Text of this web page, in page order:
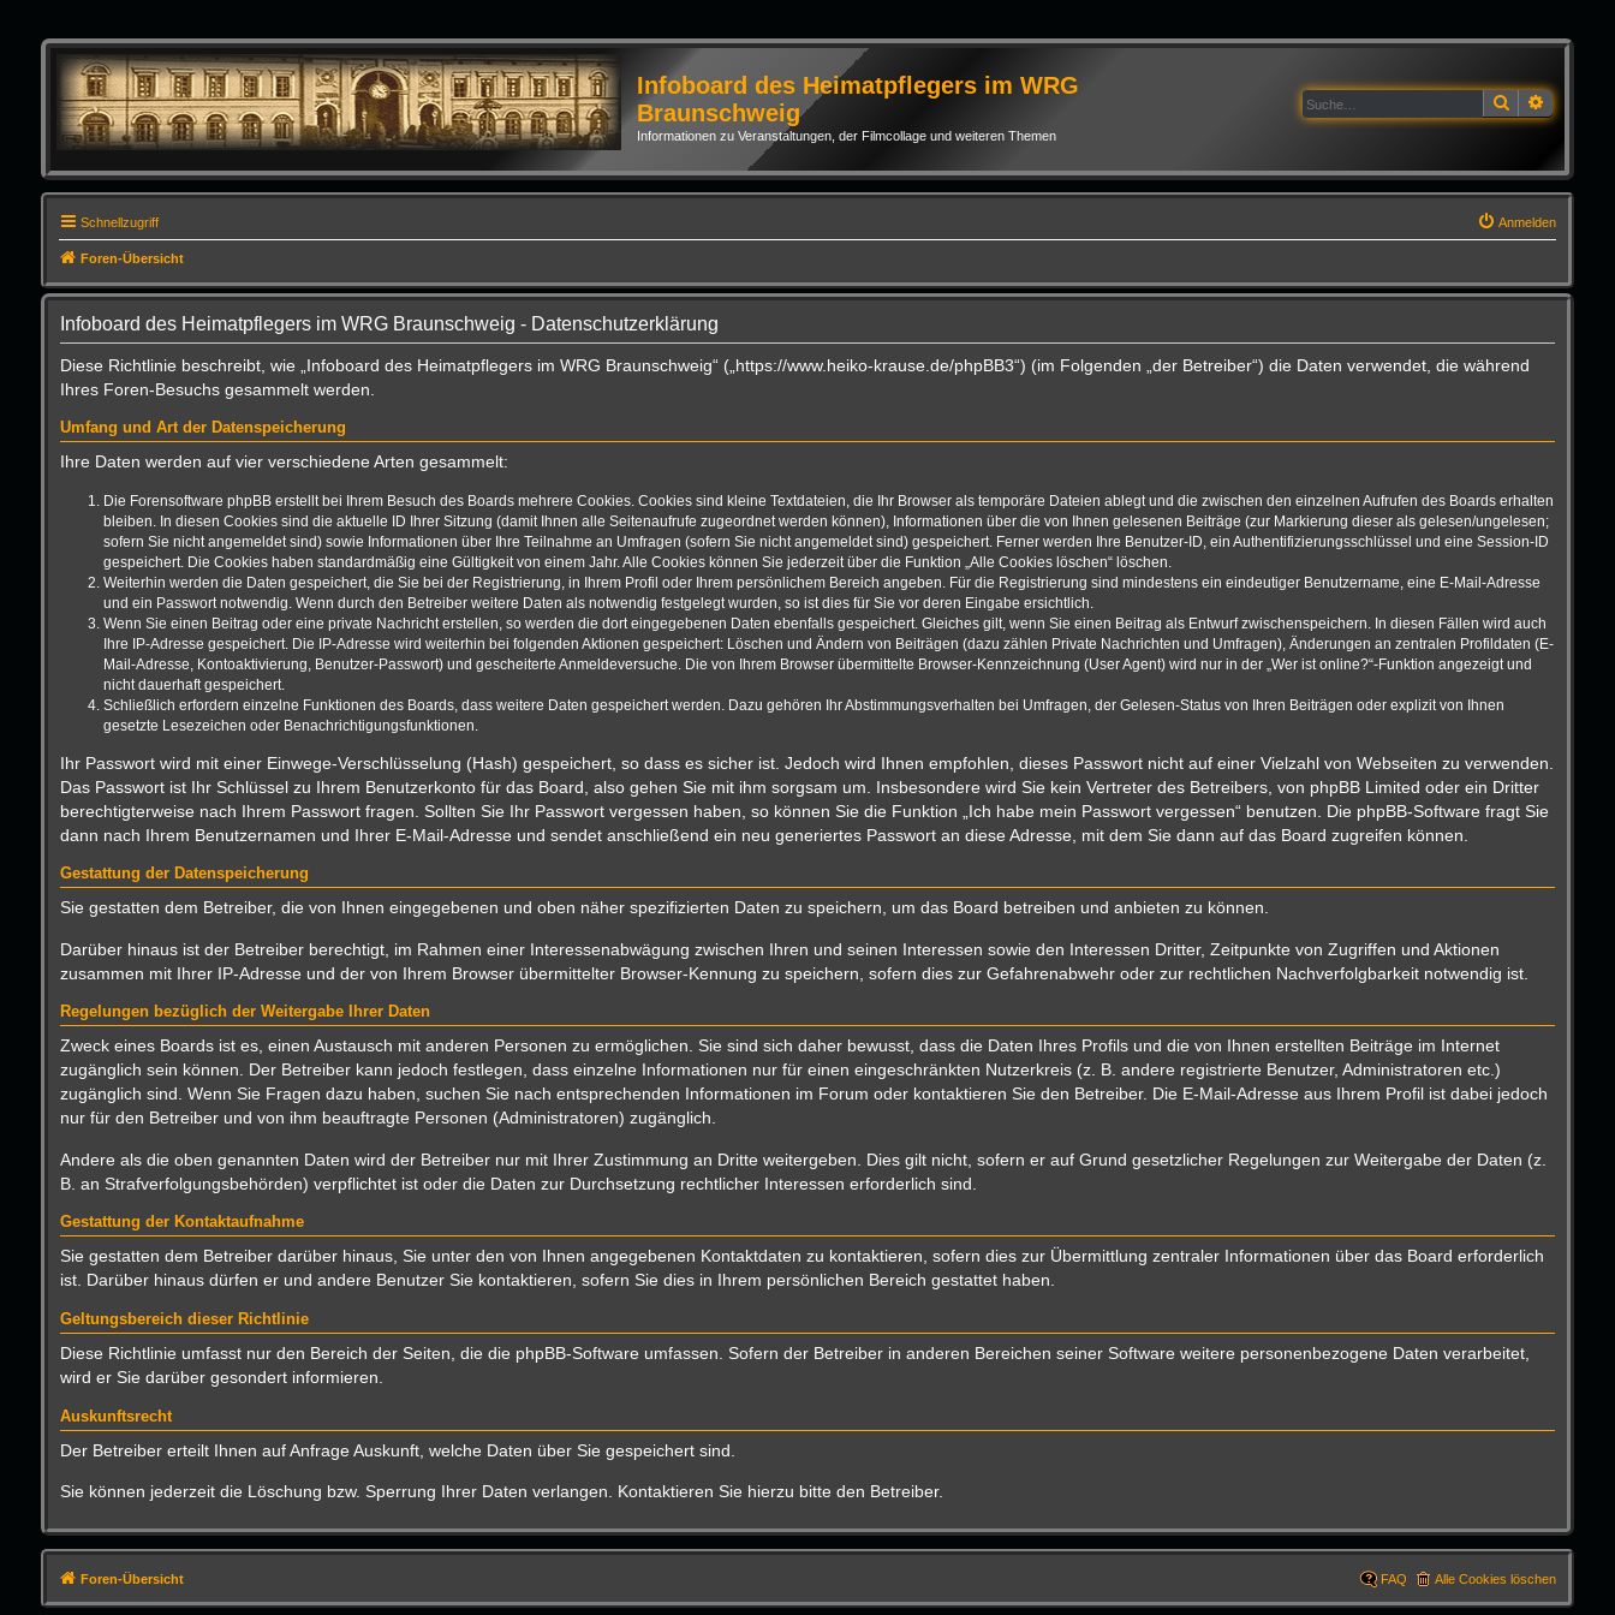
Infoboard des Heimatpflegers im WRG
Braunschweig
Informationen zu Veranstaltungen, der Filmcollage und weiteren Themen
Suche
Schnellzugriff Anmelden
Foren-Übersicht
Infoboard des Heimatpflegers im WRG Braunschweig - Datenschutzerklärung
Diese Richtlinie beschreibt, wie „Infoboard des Heimatpflegers im WRG Braunschweig“ („https://www.heiko-krause.de/phpBB3“) (im Folgenden „der Betreiber“) die Daten verwendet, die während
Ihres Foren-Besuchs gesammelt werden.
Umfang und Art der Datenspeicherung
Ihre Daten werden auf vier verschiedene Arten gesammelt:
Die Forensoftware phpBB erstellt bei Ihrem Besuch des Boards mehrere Cookies. Cookies sind kleine Textdateien, die Ihr Browser als temporäre Dateien ablegt und die zwischen den einzelnen Aufrufen des Boards erhalten
bleiben. In diesen Cookies sind die aktuelle ID Ihrer Sitzung (damit Ihnen alle Seitenaufrufe zugeordnet werden können), Informationen über die von Ihnen gelesenen Beiträge (zur Markierung dieser als gelesen/ungelesen;
sofern Sie nicht angemeldet sind) sowie Informationen über Ihre Teilnahme an Umfragen (sofern Sie nicht angemeldet sind) gespeichert. Ferner werden Ihre Benutzer-ID, ein Authentifizierungsschlüssel und eine Session-ID
gespeichert. Die Cookies haben standardmäßig eine Gültigkeit von einem Jahr. Alle Cookies können Sie jederzeit über die Funktion „Alle Cookies löschen“ löschen.
Weiterhin werden die Daten gespeichert, die Sie bei der Registrierung, in Ihrem Profil oder Ihrem persönlichem Bereich angeben. Für die Registrierung sind mindestens ein eindeutiger Benutzername, eine E-Mail-Adresse
und ein Passwort notwendig. Wenn durch den Betreiber weitere Daten als notwendig festgelegt wurden, so ist dies für Sie vor deren Eingabe ersichtlich.
Wenn Sie einen Beitrag oder eine private Nachricht erstellen, so werden die dort eingegebenen Daten ebenfalls gespeichert. Gleiches gilt, wenn Sie einen Beitrag als Entwurf zwischenspeichern. In diesen Fällen wird auch
Ihre IP-Adresse gespeichert. Die IP-Adresse wird weiterhin bei folgenden Aktionen gespeichert: Löschen und Ändern von Beiträgen (dazu zählen Private Nachrichten und Umfragen), Änderungen an zentralen Profildaten (E-
Mail-Adresse, Kontoaktivierung, Benutzer-Passwort) und gescheiterte Anmeldeversuche. Die von Ihrem Browser übermittelte Browser-Kennzeichnung (User Agent) wird nur in der „Wer ist online?“-Funktion angezeigt und
nicht dauerhaft gespeichert.
Schließlich erfordern einzelne Funktionen des Boards, dass weitere Daten gespeichert werden. Dazu gehören Ihr Abstimmungsverhalten bei Umfragen, der Gelesen-Status von Ihren Beiträgen oder explizit von Ihnen
gesetzte Lesezeichen oder Benachrichtigungsfunktionen.
Ihr Passwort wird mit einer Einwege-Verschlüsselung (Hash) gespeichert, so dass es sicher ist. Jedoch wird Ihnen empfohlen, dieses Passwort nicht auf einer Vielzahl von Webseiten zu verwenden.
Das Passwort ist Ihr Schlüssel zu Ihrem Benutzerkonto für das Board, also gehen Sie mit ihm sorgsam um. Insbesondere wird Sie kein Vertreter des Betreibers, von phpBB Limited oder ein Dritter
berechtigterweise nach Ihrem Passwort fragen. Sollten Sie Ihr Passwort vergessen haben, so können Sie die Funktion „Ich habe mein Passwort vergessen“ benutzen. Die phpBB-Software fragt Sie
dann nach Ihrem Benutzernamen und Ihrer E-Mail-Adresse und sendet anschließend ein neu generiertes Passwort an diese Adresse, mit dem Sie dann auf das Board zugreifen können.
Gestattung der Datenspeicherung
Sie gestatten dem Betreiber, die von Ihnen eingegebenen und oben näher spezifizierten Daten zu speichern, um das Board betreiben und anbieten zu können.
Darüber hinaus ist der Betreiber berechtigt, im Rahmen einer Interessenabwägung zwischen Ihren und seinen Interessen sowie den Interessen Dritter, Zeitpunkte von Zugriffen und Aktionen
zusammen mit Ihrer IP-Adresse und der von Ihrem Browser übermittelter Browser-Kennung zu speichern, sofern dies zur Gefahrenabwehr oder zur rechtlichen Nachverfolgbarkeit notwendig ist.
Regelungen bezüglich der Weitergabe Ihrer Daten
Zweck eines Boards ist es, einen Austausch mit anderen Personen zu ermöglichen. Sie sind sich daher bewusst, dass die Daten Ihres Profils und die von Ihnen erstellten Beiträge im Internet
zugänglich sein können. Der Betreiber kann jedoch festlegen, dass einzelne Informationen nur für einen eingeschränkten Nutzerkreis (z. B. andere registrierte Benutzer, Administratoren etc.)
zugänglich sind. Wenn Sie Fragen dazu haben, suchen Sie nach entsprechenden Informationen im Forum oder kontaktieren Sie den Betreiber. Die E-Mail-Adresse aus Ihrem Profil ist dabei jedoch
nur für den Betreiber und von ihm beauftragte Personen (Administratoren) zugänglich.
Andere als die oben genannten Daten wird der Betreiber nur mit Ihrer Zustimmung an Dritte weitergeben. Dies gilt nicht, sofern er auf Grund gesetzlicher Regelungen zur Weitergabe der Daten (z.
B. an Strafverfolgungsbehörden) verpflichtet ist oder die Daten zur Durchsetzung rechtlicher Interessen erforderlich sind.
Gestattung der Kontaktaufnahme
Sie gestatten dem Betreiber darüber hinaus, Sie unter den von Ihnen angegebenen Kontaktdaten zu kontaktieren, sofern dies zur Übermittlung zentraler Informationen über das Board erforderlich
ist. Darüber hinaus dürfen er und andere Benutzer Sie kontaktieren, sofern Sie dies in Ihrem persönlichen Bereich gestattet haben.
Geltungsbereich dieser Richtlinie
Diese Richtlinie umfasst nur den Bereich der Seiten, die die phpBB-Software umfassen. Sofern der Betreiber in anderen Bereichen seiner Software weitere personenbezogene Daten verarbeitet,
wird er Sie darüber gesondert informieren.
Auskunftsrecht
Der Betreiber erteilt Ihnen auf Anfrage Auskunft, welche Daten über Sie gespeichert sind.
Sie können jederzeit die Löschung bzw. Sperrung Ihrer Daten verlangen. Kontaktieren Sie hierzu bitte den Betreiber.
Foren-Übersicht Alle Cookies löschen
FAQ